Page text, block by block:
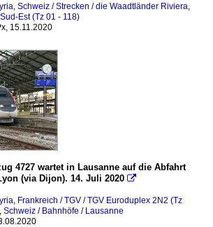
, Schweiz / Strecken / die Waadtländer Riviera,
Est (Tz 01 - 118)
15.11.2020
4727 wartet in Lausanne auf die Abfahrt
(via Dijon). 14. Juli 2020 
, Frankreich / TGV / TGV Euroduplex 2N2 (Tz
, Schweiz / Bahnhöfe / Lausanne